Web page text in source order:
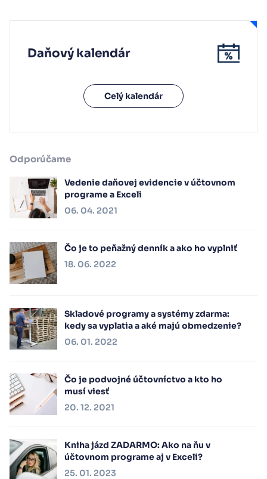
Daňový kalendár
Celý kalendár
Odporúčame
Vedenie daňovej evidencie v účtovnom
programe a Exceli
06. 04. 2021
Čo je to peňažný denník a ako ho vyplniť
18. 06. 2022
Skladové programy a systémy zdarma:
kedy sa vyplatia a aké majú obmedzenie?
06. 01. 2022
Čo je podvojné účtovníctvo a kto ho
musí viesť
20. 12. 2021
Kniha jázd ZADARMO: Ako na ňu v
účtovnom programe aj v Exceli?
25. 01. 2023